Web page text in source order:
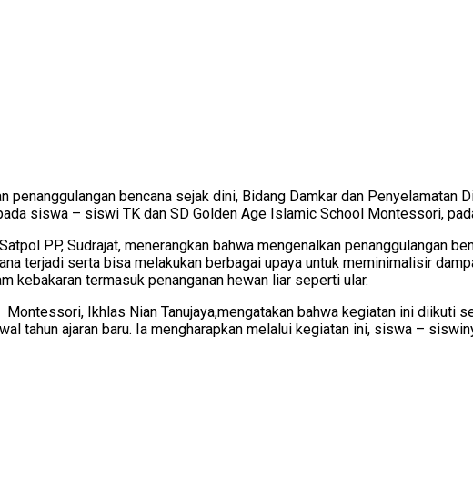
penanggulangan bencana sejak dini, Bidang Damkar dan Penyelamatan
siswa – siswi TK dan SD Golden Age Islamic School Montessori,
PP, Sudrajat, menerangkan bahwa mengenalkan penanggulangan
terjadi serta bisa melakukan berbagai upaya untuk meminimalisir
kebakaran termasuk penanganan hewan liar seperti ular.
Ikhlas Nian Tanujaya,mengatakan bahwa kegiatan ini diikuti
tahun ajaran baru. Ia mengharapkan melalui kegiatan ini, siswa –